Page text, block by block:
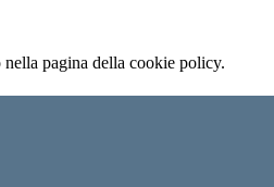
pagina della cookie policy.